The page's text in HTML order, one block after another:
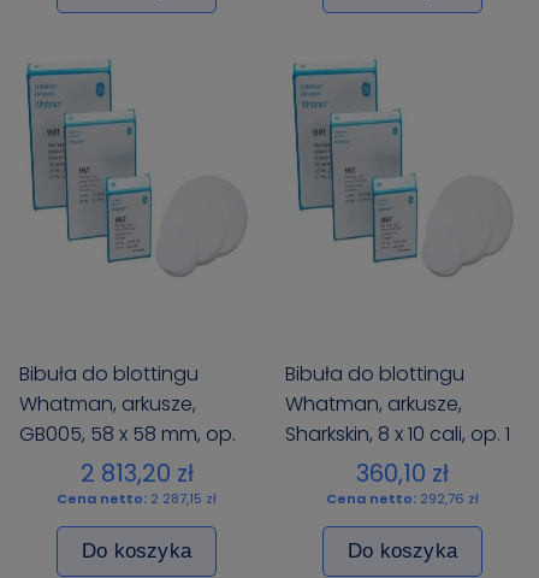
Bibuła do blottingu
Whatman, arkusze,
GB005, 58 x 58 mm, op.
2 813,20 zł
Cena netto: 2 287,15 zł
Do koszyka
Bibuła do blottingu
Whatman, arkusze,
Sharkskin, 8 x 10 cali, op. 1
360,10 zł
Cena netto: 292,76 zł
Do koszyka